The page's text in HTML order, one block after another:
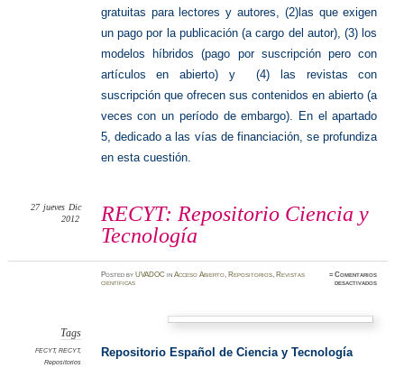
gratuitas para lectores y autores, (2)las que exigen
un pago por la publicación (a cargo del autor), (3) los
modelos híbridos (pago por suscripción pero con
artículos en abierto) y (4) las revistas con
suscripción que ofrecen sus contenidos en abierto (a
veces con un período de embargo). En el apartado
5, dedicado a las vías de financiación, se profundiza
en esta cuestión.
RECYT: Repositorio Ciencia y
Tecnología
27 jueves Dic
2012
PostedbyUVADOC inAcceso Abierto, Repositorios, Revistas
científicas
≈Comentarios
desactivadosen
Tags
FECYT, RECYT,
Repositorios
Repositorio Español de Ciencia y Tecnologí­a